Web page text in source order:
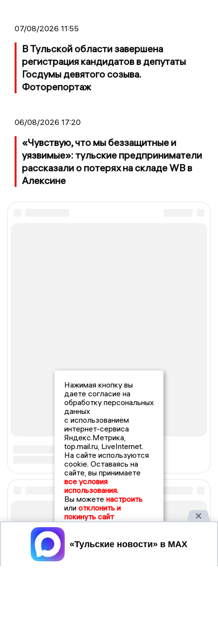
07/08/2026 11:55
В Тульской области завершена
регистрация кандидатов в депутаты
Госдумы девятого созыва.
Фоторепортаж
06/08/2026 17:20
«Чувствую, что мы беззащитные и
уязвимые»: тульские предприниматели
рассказали о потерях на складе WB в
Алексине
Нажимая кнопку вы
даете согласие на
обработку персональных
данных
с использованием
интернет-сервиса
Яндекс.Метрика,
top.mail.ru, LiveInternet.
На сайте используются
cookie. Оставаясь на
сайте, вы принимаете
все условия
использования.
Вы можете настроить
или отклонить и
покинуть сайт
Принять